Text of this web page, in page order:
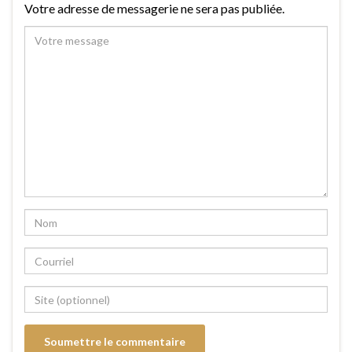
Votre adresse de messagerie ne sera pas publiée.